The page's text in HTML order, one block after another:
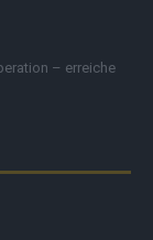
– erreiche